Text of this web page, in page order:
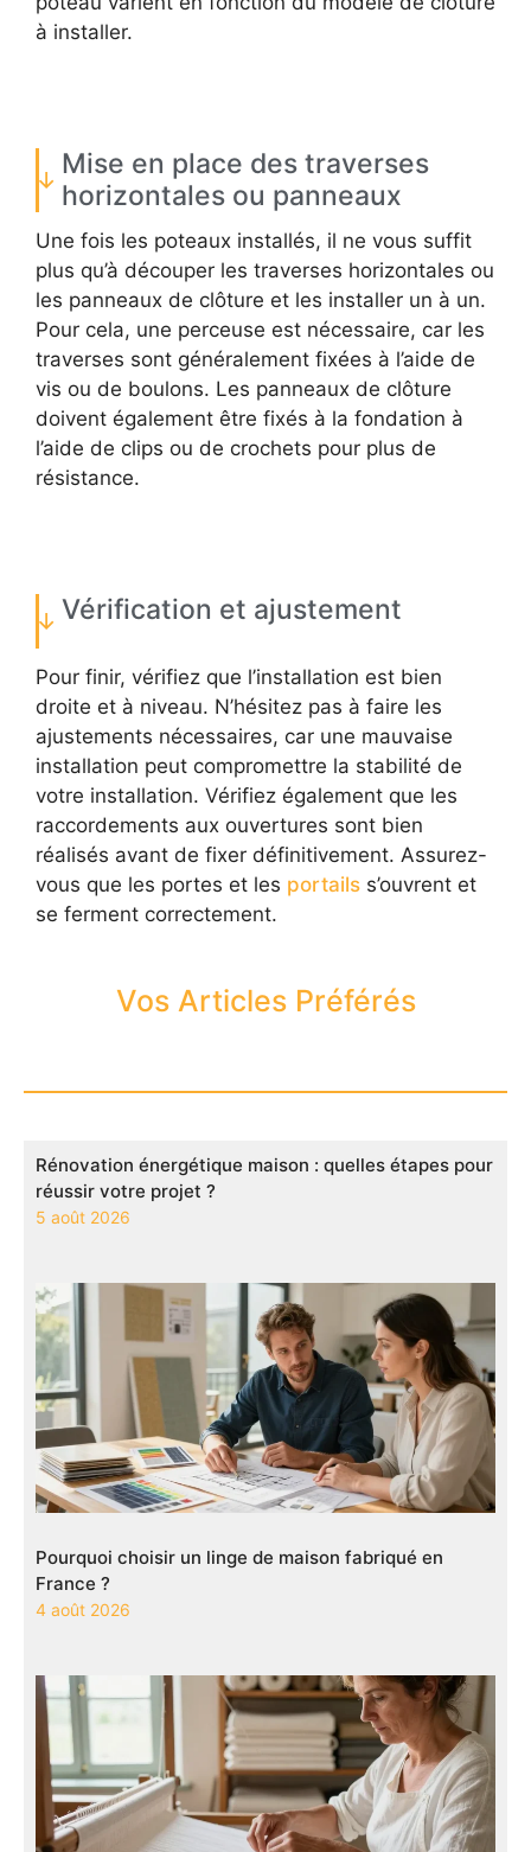
à installer.
Mise en place des traverses
horizontales ou panneaux
Une fois les poteaux installés, il ne vous suffit
plus qu’à découper les traverses horizontales ou
les panneaux de clôture et les installer un à un.
Pour cela, une perceuse est nécessaire, car les
traverses sont généralement fixées à l’aide de
vis ou de boulons. Les panneaux de clôture
doivent également être fixés à la fondation à
l’aide de clips ou de crochets pour plus de
résistance.
Vérification et ajustement
Pour finir, vérifiez que l’installation est bien
droite et à niveau. N’hésitez pas à faire les
ajustements nécessaires, car une mauvaise
installation peut compromettre la stabilité de
votre installation. Vérifiez également que les
raccordements aux ouvertures sont bien
réalisés avant de fixer définitivement. Assurez-
vous que les portes et les portails s’ouvrent et
se ferment correctement.
Vos Articles Préférés
Rénovation énergétique maison : quelles étapes pour
réussir votre projet ?
5 août 2026
Pourquoi choisir un linge de maison fabriqué en
France ?
4 août 2026